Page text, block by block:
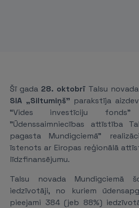
Šī gada 28. oktobrīTalsu
SIA „Siltumiņš” parakstīja
“Vides investīciju
"Ūdenssaimniecības attīstība
pagasta Mundigciemā"
īstenots ar Eiropas reģionālā
līdzfinansējumu.
Talsu novada Mundigciemā
iedzīvotāji, no kuriem
pieejami 384 (jeb 88%)